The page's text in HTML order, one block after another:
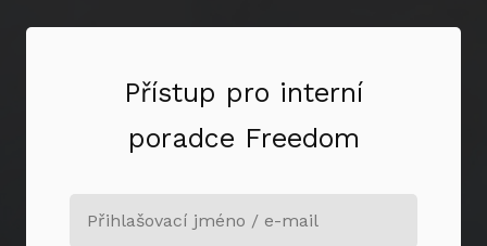
Přístup pro interní
poradce Freedom